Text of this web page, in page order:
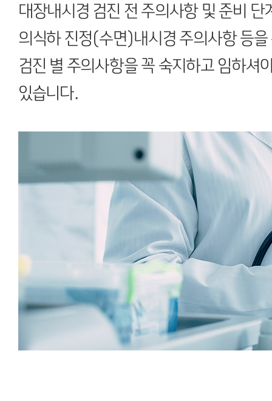
대장내시경 검진 전 주의사항 및 준비
의식하 진정(수면)내시경 주의사항 등
검진 별 주의사항을 꼭 숙지하고 임하셔
있습니다.